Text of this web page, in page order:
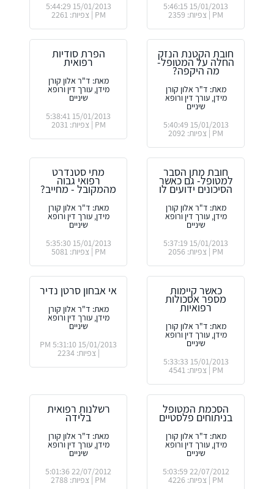
15/01/2013 5:46:15
PM | צפיות: 2359
15/01/2013 5:44:29
PM | צפיות: 2261
חובת הקטנת הנזק
החלה על המטופל-
מה היקפה?
מאת: ד"ר אלון קורן
מידן, עורך דין ורופא
שיניים
15/01/2013 5:40:49
PM | צפיות: 2092
הפרת סודיות
רפואית
מאת: ד"ר אלון קורן
מידן, עורך דין ורופא
שיניים
15/01/2013 5:38:41
PM | צפיות: 2031
חובת מתן הסבר
למטופל- גם כאשר
הסיכונים ידועים לו
מאת: ד"ר אלון קורן
מידן, עורך דין ורופא
שיניים
15/01/2013 5:37:19
PM | צפיות: 2056
מתי סטנדרט
רפואי גבוה
מהמקובל - מחייב?
מאת: ד"ר אלון קורן
מידן, עורך דין ורופא
שיניים
15/01/2013 5:35:30
PM | צפיות: 5081
כאשר קיימות
מספר אסכולות
רפואיות
מאת: ד"ר אלון קורן
מידן, עורך דין ורופא
שיניים
15/01/2013 5:33:33
PM | צפיות: 4541
אי אבחון סרטן נדיר
מאת: ד"ר אלון קורן
מידן, עורך דין ורופא
שיניים
15/01/2013 5:31:10 PM
| צפיות: 2234
הסכמת המטופל
בניתוחים פלסטיים
מאת: ד"ר אלון קורן
מידן, עורך דין ורופא
שיניים
22/07/2012 5:03:59
PM | צפיות: 4226
רשלנות רפואית
בלידה
מאת: ד"ר אלון קורן
מידן, עורך דין ורופא
שיניים
22/07/2012 5:01:36
PM | צפיות: 2788